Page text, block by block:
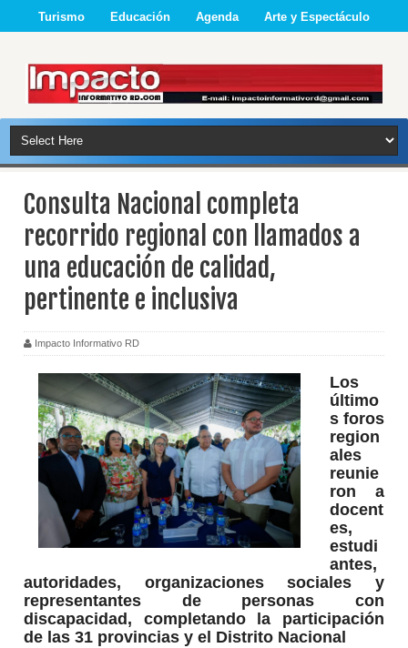
Turismo Educación Agenda Arte y Espectáculo
Consulta Nacional completa
recorrido regional con llamados a
una educación de calidad,
pertinente e inclusiva
Impacto Informativo RD
Los
último
s foros
region
ales
reunie
ron a
docent
es,
estudi
antes,
autoridades, organizaciones sociales y
representantes de personas con
discapacidad, completando la participación
de las 31 provincias y el Distrito Nacional